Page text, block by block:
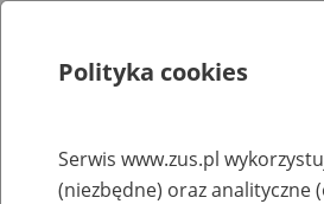
Rejestry, ewidencje i archiwa
Polityka cookies
Serwis www.zus.pl
(niezbędne) oraz analityczne